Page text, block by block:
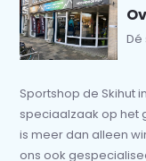
Sportshop de Skihut
speciaalzaak op het
is meer dan alleen
ons ook